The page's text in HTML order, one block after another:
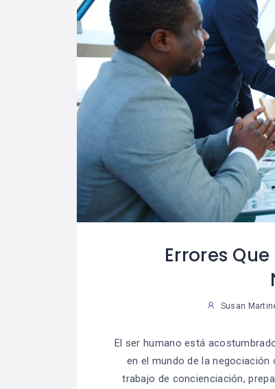
Errores
Susan
El ser humano está
en el mundo de la
trabajo de concienciación,